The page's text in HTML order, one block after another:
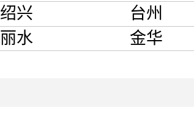
绍兴
台州
丽水
金华